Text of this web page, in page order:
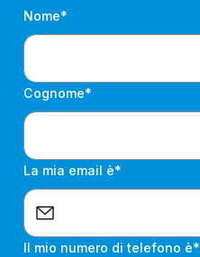
Nome*
Cognome*
La mia email è*
Il mio numero di telefono è*